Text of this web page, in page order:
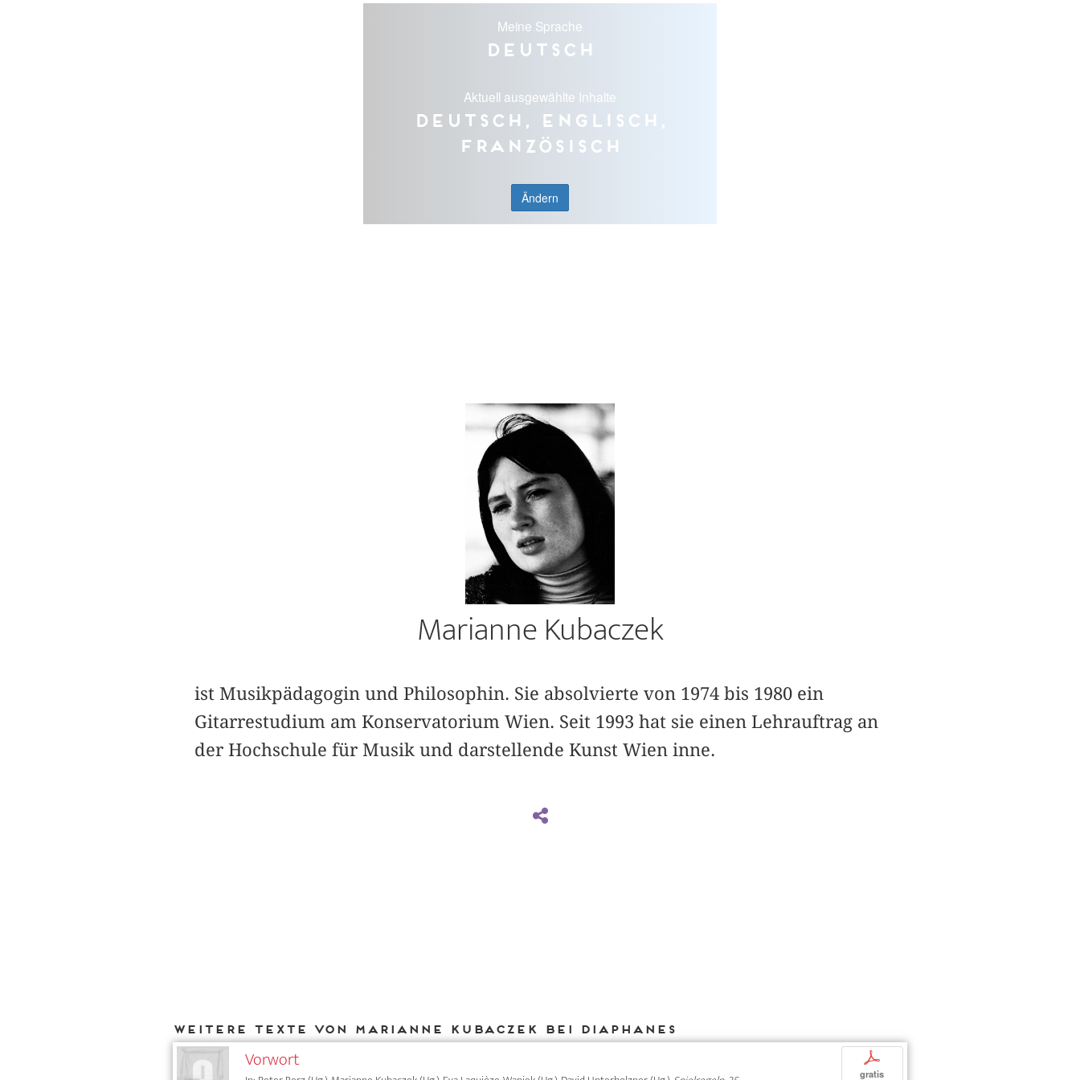
Meine Sprache
Deutsch
Aktuell ausgewählte Inhalte
Deutsch, Englisch,
Französisch
Ändern
Marianne Kubaczek
ist Musikpädagogin und Philosophin. Sie absolvierte von 1974 bis 1980 ein
Gitarrestudium am Konservatorium Wien. Seit 1993 hat sie einen Lehrauftrag an
der Hochschule für Musik und darstellende Kunst Wien inne.
Weitere Texte von Marianne Kubaczek bei DIAPHANES
Vorwort p
gratis